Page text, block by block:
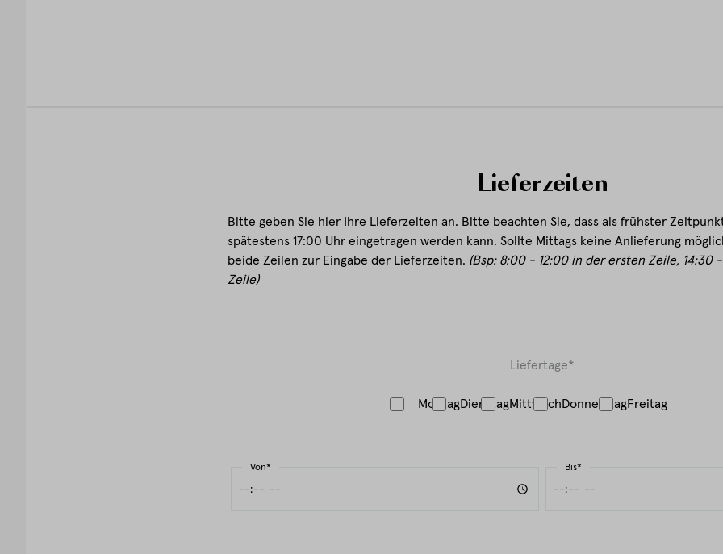
Lieferzeiten
Bitte geben Sie hier Ihre Lieferzeiten an. Bitte beachten Sie, dass als frühster
spätestens 17:00 Uhr eingetragen werden kann. Sollte Mittags keine Anlieferung
beide Zeilen zur Eingabe der Lieferzeiten. (Bsp: 8:00 - 12:00 in der ersten Zeile, 14:30
Zeile)
Liefertage*
MontagDienstagMittwochDonnerstagFreitag
Von* Bis*